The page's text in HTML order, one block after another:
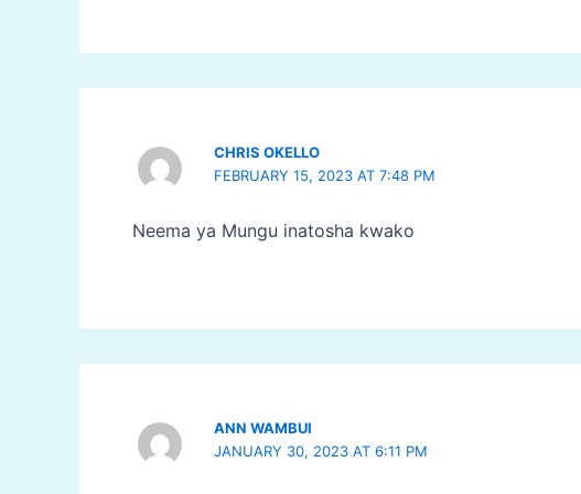
CHRIS OKELLO
FEBRUARY 15, 2023 AT 7:48 PM
Neema ya Mungu inatosha kwako
ANN WAMBUI
JANUARY 30, 2023 AT 6:11 PM